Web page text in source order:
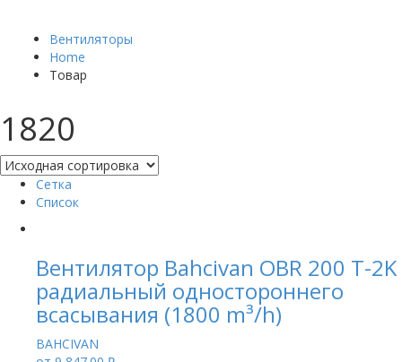
Вентиляторы
Home
Товар
1820
Сетка
Список
Вентилятор Bahcivan OBR 200 T-2K
радиальный одностороннего
всасывания (1800 m³/h)
BAHCIVAN